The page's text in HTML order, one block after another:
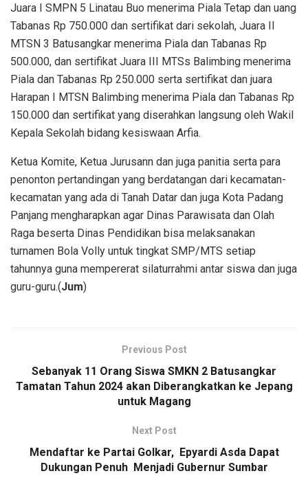
Juara I SMPN 5 Linatau Buo menerima Piala Tetap dan uang
Tabanas Rp 750.000 dan sertifikat dari sekolah, Juara II
MTSN 3 Batusangkar menerima Piala dan Tabanas Rp
500.000, dan sertifikat Juara III MTSs Balimbing menerima
Piala dan Tabanas Rp 250.000 serta sertifikat dan juara
Harapan I MTSN Balimbing menerima Piala dan Tabanas Rp
150.000 dan sertifikat yang diserahkan langsung oleh Wakil
Kepala Sekolah bidang kesiswaan Arfia.
Ketua Komite, Ketua Jurusann dan juga panitia serta para
penonton pertandingan yang berdatangan dari kecamatan-
kecamatan yang ada di Tanah Datar dan juga Kota Padang
Panjang mengharapkan agar Dinas Parawisata dan Olah
Raga beserta Dinas Pendidikan bisa melaksanakan
turnamen Bola Volly untuk tingkat SMP/MTS setiap
tahunnya guna mempererat silaturrahmi antar siswa dan juga
guru-guru.(Jum)
Previous Post
Sebanyak 11 Orang Siswa SMKN 2 Batusangkar
Tamatan Tahun 2024 akan Diberangkatkan ke Jepang
untuk Magang
Next Post
Mendaftar ke Partai Golkar, Epyardi Asda Dapat
Dukungan Penuh Menjadi Gubernur Sumbar